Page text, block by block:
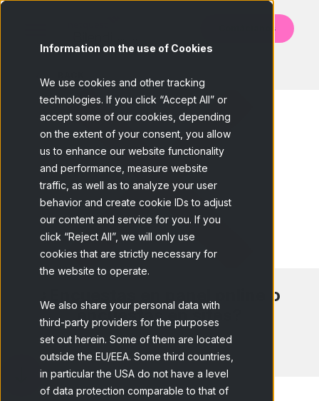
Information on the use of Cookies
We use cookies and other tracking
technologies. If you click “Accept All” or
accept some of our cookies, depending
on the extent of your consent, you allow
us to enhance our website functionality
and performance, measure website
traffic, as well as to analyze your user
behavior and create cookie IDs to adjust
our content and service for you. If you
click “Reject All”, we will only use
cookies that are strictly necessary for
the website to operate.
We also share your personal data with
third-party providers for the purposes
set out herein. Some of them are located
outside the EU/EEA. Some third countries,
in particular the USA do not have a level
of data protection comparable to that of
Contáctanos
¿Encuestas en panel online o
encuestas en sites?